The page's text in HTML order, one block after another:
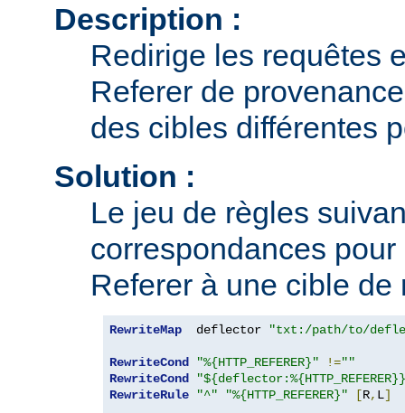
Description :
Redirige les requêtes
Referer de
des cibles différentes
Solution :
Le jeu de règles
correspondances
Referer à une cible de
RewriteMap
  deflector
"txt:/path/to/
RewriteCond "%{HTTP_REFERER}" !=""
RewriteCond
RewriteRule
"^" "%{HTTP_REFERER}" [R, L]